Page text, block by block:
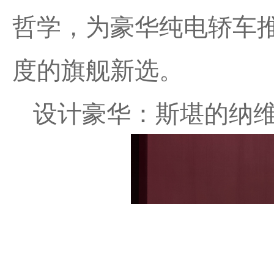
哲学，为豪华纯电轿车
度的旗舰新选。
设计豪华：斯堪的纳